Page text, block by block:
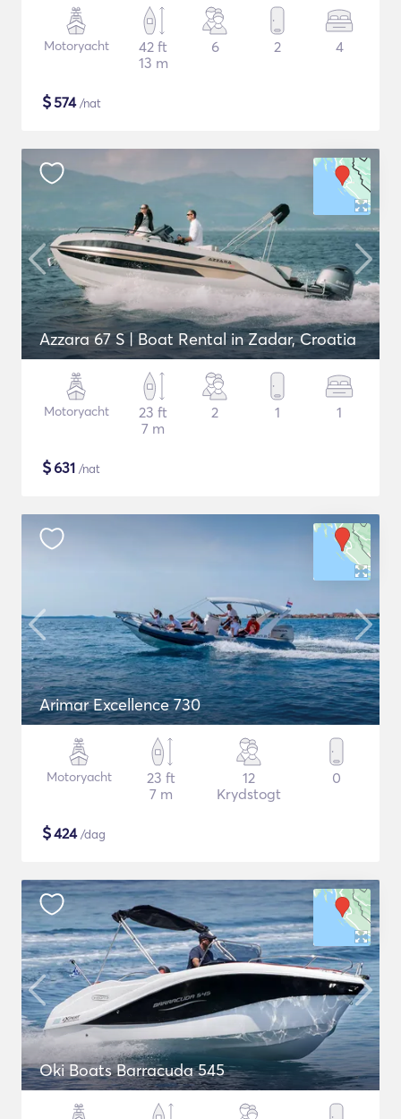
Motoryacht
42 ft
13 m
6 2 4
$574/nat
Azzara 67 S | Boat Rental in Zadar, Croatia
Motoryacht
23 ft
7 m
2 1 1
$631 /nat
Arimar Excellence 730
Motoryacht
23 ft
7 m
12
Krydstogt
0
$424/dag
Oki Boats Barracuda 545